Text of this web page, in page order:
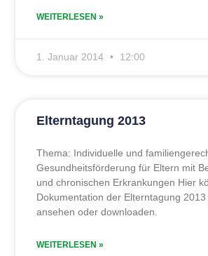
WEITERLESEN »
1. Januar 2014 12:00
Elterntagung 2013
Thema: Individuelle und
Gesundheitsförderung für Eltern mit
und chronischen Erkrankungen Hier
Dokumentation der Elterntagung
ansehen oder downloaden.
WEITERLESEN »